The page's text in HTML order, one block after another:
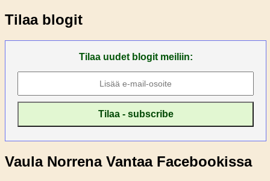
Tilaa blogit
Tilaa uudet blogit meiliin:
Vaula Norrena Vantaa Facebookissa